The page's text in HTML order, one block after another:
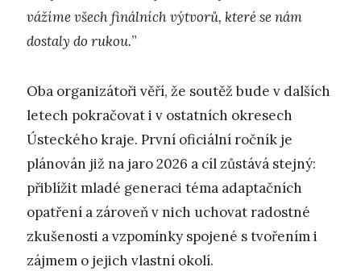
vážíme všech finálních výtvorů, které se nám
dostaly do rukou.”
Oba organizátoři věří, že soutěž bude v dalších
letech pokračovat i v ostatních okresech
Ústeckého kraje. První oficiální ročník je
plánován již na jaro 2026 a cíl zůstává stejný:
přiblížit mladé generaci téma adaptačních
opatření a zároveň v nich uchovat radostné
zkušenosti a vzpomínky spojené s tvořením i
zájmem o jejich vlastní okolí.